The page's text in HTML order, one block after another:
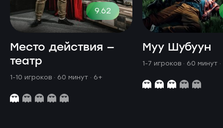
9.62
Место действия —
театр
1-10 игроков · 60 минут · 6+
Муу Шубуун
1-7 игроков · 60 минут